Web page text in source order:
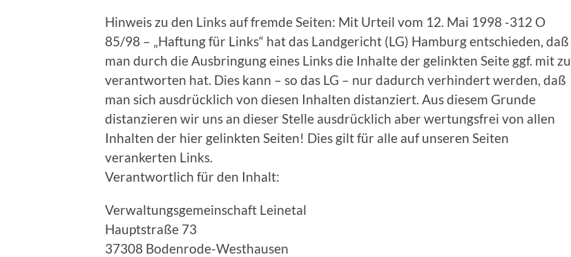
Hinweis zu den Links auf fremde Seiten: Mit Urteil vom 12. Mai 1998 -312 O
85/98 – „Haftung für Links“ hat das Landgericht (LG) Hamburg entschieden, daß
man durch die Ausbringung eines Links die Inhalte der gelinkten Seite ggf. mit zu
verantworten hat. Dies kann – so das LG – nur dadurch verhindert werden, daß
man sich ausdrücklich von diesen Inhalten distanziert. Aus diesem Grunde
distanzieren wir uns an dieser Stelle ausdrücklich aber wertungsfrei von allen
Inhalten der hier gelinkten Seiten! Dies gilt für alle auf unseren Seiten
verankerten Links.
Verantwortlich für den Inhalt:
Verwaltungsgemeinschaft Leinetal
Hauptstraße 73
37308 Bodenrode-Westhausen